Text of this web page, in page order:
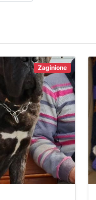
Zaginione